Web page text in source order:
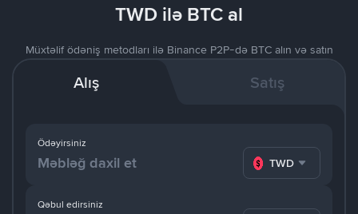
TWD ilə BTC al
Müxtəlif ödəniş metodları ilə Binance P2P-də BTC alın və satın
Alış Satış
Ödəyirsiniz
TWD
Qəbul edirsiniz